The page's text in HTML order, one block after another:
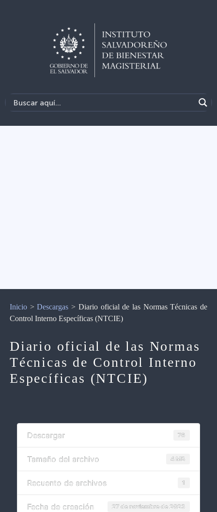
Inicio >Descargas > Diario oficial de las Normas Técnicas de
Control Interno Específicas (NTCIE)
Diario oficial de las Normas
Técnicas de Control Interno
Específicas (NTCIE)
Descargar 76
Tamaño del archivo 4 MB
Recuento de archivos 1
Fecha de creación 27 de noviembre de 2023